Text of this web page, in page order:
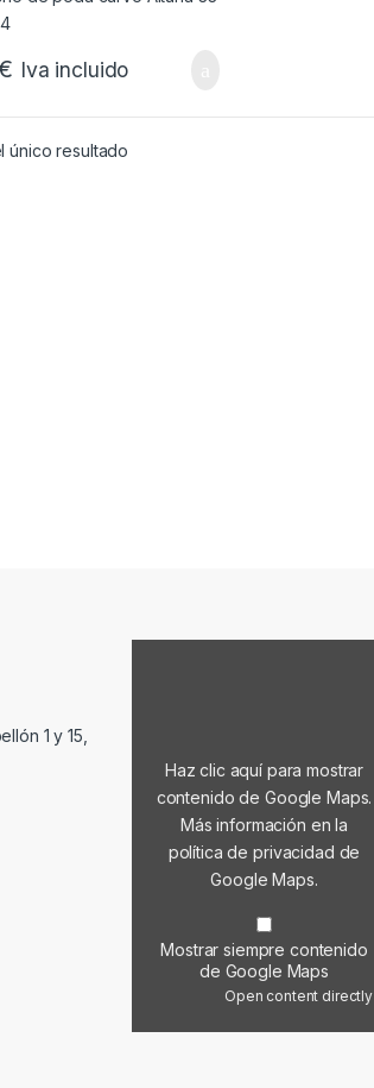
Iva incluido
único resultado
1 y 15,
Haz clic aquí para mostrar
contenido de Google Maps.
Más información en la
política de privacidad de
Google Maps.
Mostrar siempre contenido
de Google Maps
Open content directly